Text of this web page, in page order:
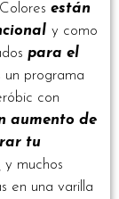
están
y como
para el
un programa
con
aumento de
tu
y muchos
en una varilla